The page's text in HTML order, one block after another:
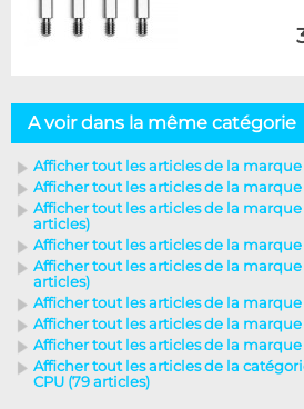
A voir dans la même catégorie
Afficher tout les articles de la
Afficher tout les articles de la marque
Afficher tout les articles de la marque
articles)
Afficher tout les articles de la
Afficher tout les articles de la marque
articles)
Afficher tout les articles de la marque
Afficher tout les articles de la marque
Afficher tout les articles de la marque
Afficher tout les articles de la
CPU (79 articles)